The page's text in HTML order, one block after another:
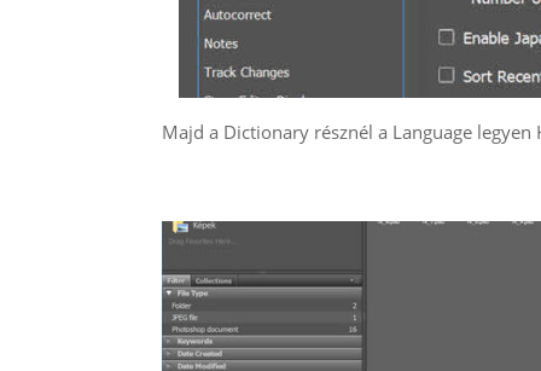
Majd a Dictionary résznél a Language